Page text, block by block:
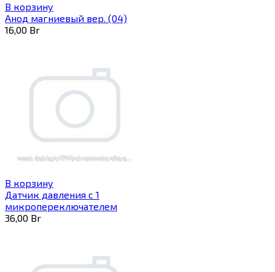
В корзину
Анод магниевый вер. (04)
16,00 Br
В корзину
Датчик давления с 1
микропереключателем
36,00 Br